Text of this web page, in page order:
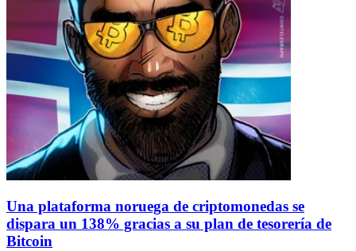
Una plataforma noruega de criptomonedas se
dispara un 138% gracias a su plan de tesorería de
Bitcoin